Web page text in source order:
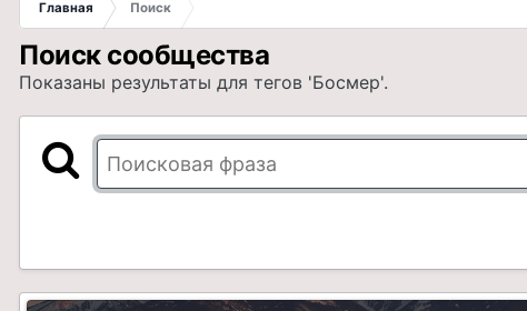
Главная
Поиск
Поиск сообщества
Показаны результаты для тегов 'Босмер'.